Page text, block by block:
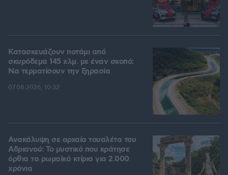
Κατασκευάζουν ποτάμι από
σκυρόδεμα 145 χλμ. με έναν σκοπό:
Να τερματίσουν την ξηρασία
07.08.2026, 10:32
Ανακάλυψη σε αρχαία τουαλέτα του
Αδριανού: Το μυστικό που κράτησε
όρθια τα ρωμαϊκά κτίρια για 2.000
χρόνια